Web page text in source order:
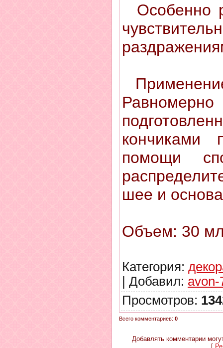
Особенно
кончиками
помощи
шее и
Объем: 30
Категория:
| Добавил: avon-
Просмотров:
Всего комментариев: 0
Добавлять комментарии
[